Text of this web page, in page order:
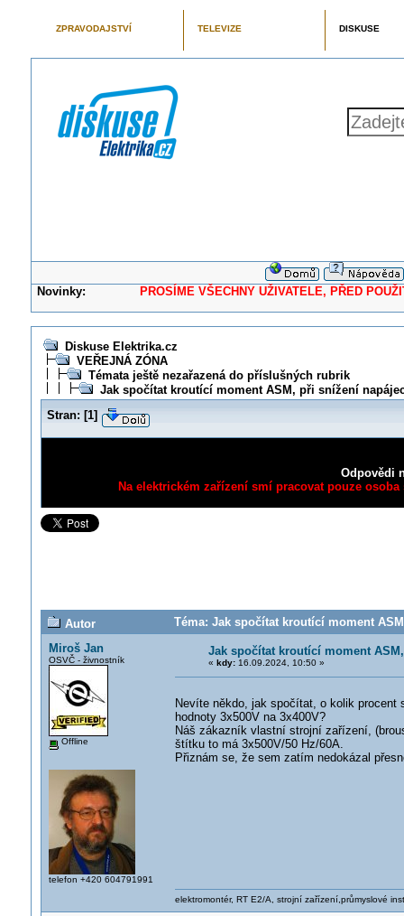
ZPRAVODAJSTVÍ TELEVIZE DISKUSE
Novinky: PROSÍME VŠECHNY UŽIVATELE, PŘED
Diskuse Elektrika.cz
VEŘEJNÁ ZÓNA
Témata ještě nezařazená do příslušných rubrik
Jak spočítat kroutící moment ASM, při snížení
Stran: [1]
Odpovědi
Na elektrickém zařízení smí pracovat pouze
Autor
Téma: Jak spočítat kroutící moment
Miroš Jan
OSVČ - živnostník
Offline
telefon +420 604791991
Jak spočítat kroutící moment
« kdy:16.09.2024, 10:50 »
Nevíte někdo, jak spočítat, o kolik
hodnoty 3x500V na 3x400V?
Náš zákazník vlastní strojní zařízení,
štítku to má 3x500V/50 Hz/60A.
Přiznám se, že sem zatím nedokázal
elektromontér, RT E2/A, strojní zařízení,průmyslové